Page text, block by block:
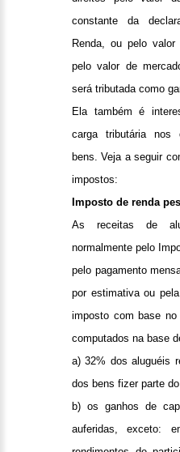
constante da
Renda, ou pelo
pelo valor de
será tributada como
Ela também é
carga tributária nos
bens. Veja a seguir
impostos:
Imposto de renda
As receitas de
normalmente pelo
pelo pagamento
por estimativa ou
imposto com base no
computados na base
a) 32% dos aluguéis
dos bens fizer parte
b) os ganhos de
auferidas, exceto: